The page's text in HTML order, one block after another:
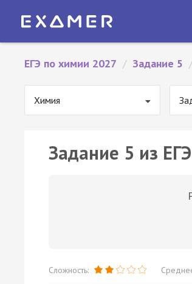
ЕГЭ по химии 2027 / Задание 5 /
Химия
Задание 5 из
Сложность: